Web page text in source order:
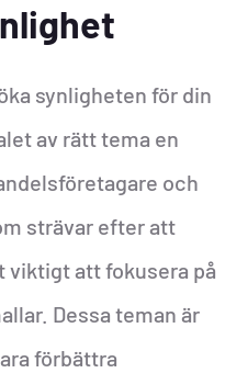
synligheten för din
av rätt tema en
och
strävar efter att
viktigt att fokusera på
Dessa teman är
förbättra